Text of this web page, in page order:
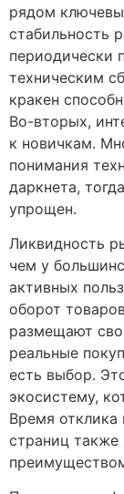
рядом
стабильность
периодически
техническим
кракен
Во-вторых,
к новичкам.
понимания
даркнета,
упрощен.
Ликвидность
чем у
активных
оборот
размещают
реальные
есть выбор.
экосистему,
Время отклика
страниц также